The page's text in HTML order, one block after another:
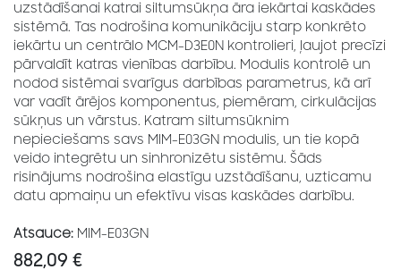
uzstādīšanai katrai siltumsūkņa āra iekārtai kaskādes
sistēmā. Tas nodrošina komunikāciju starp konkrēto
iekārtu un centrālo MCM-D3E0N kontrolieri, ļaujot precīzi
pārvaldīt katras vienības darbību. Modulis kontrolē un
nodod sistēmai svarīgus darbības parametrus, kā arī
var vadīt ārējos komponentus, piemēram, cirkulācijas
sūkņus un vārstus. Katram siltumsūknim
nepieciešams savs MIM-E03GN modulis, un tie kopā
veido integrētu un sinhronizētu sistēmu. Šāds
risinājums nodrošina elastīgu uzstādīšanu, uzticamu
datu apmaiņu un efektīvu visas kaskādes darbību.
Atsauce: MIM-E03GN
882,09 €